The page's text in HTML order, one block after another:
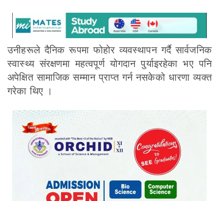
उनीहरूले दैनिक रूपमा फोहोर व्यवस्थापन गर्दै सार्वजनिक
स्वास्थ्य संरक्षणमा महत्वपूर्ण योगदान पुर्याइरहेका भए पनि
अपेक्षित सामाजिक सम्मान प्राप्त गर्न नसकेको धारणा व्यक्त
गरेका थिए ।